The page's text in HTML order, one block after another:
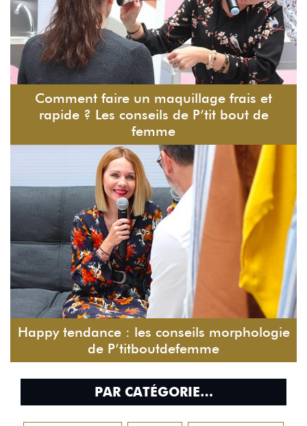
Comment faire un maquillage frais et
rapide ? Les conseils de P’tit bout de
femme
Happy tendance : les conseils morphologie
de P’titboutdefemme
PAR CATÉGORIE…